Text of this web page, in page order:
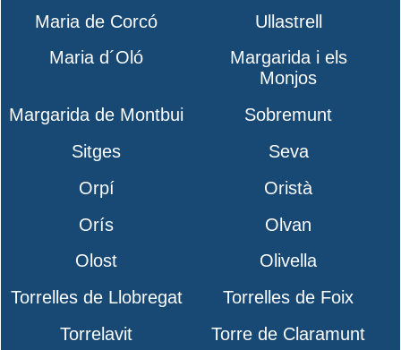
Maria de Corcó
Ullastrell
Maria d´Oló
Margarida i els
Monjos
Margarida de Montbui
Sobremunt
Sitges
Seva
Orpí
Oristà
Orís
Olvan
Olost
Olivella
Torrelles de Llobregat
Torrelles de Foix
Torrelavit
Torre de Claramunt